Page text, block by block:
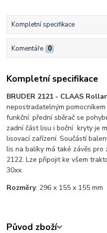
Kompletní specifikace
Komentáře 0
Kompletní specifikace
BRUDER 2121 - CLAAS
nepostradatelným
funkční: přední sběrač se
zadní část lisu i boční kryty je
lisovací zařízení. Součástí
lis na balíky má také závěs pro
2122. Lze připojit ke všem
30xx.
Rozměry: 296 x 155 x 155 mm
Původ zboží